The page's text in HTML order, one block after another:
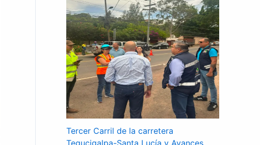
Tercer Carril de la carretera
Tegucigalpa-Santa Lucía y Avances